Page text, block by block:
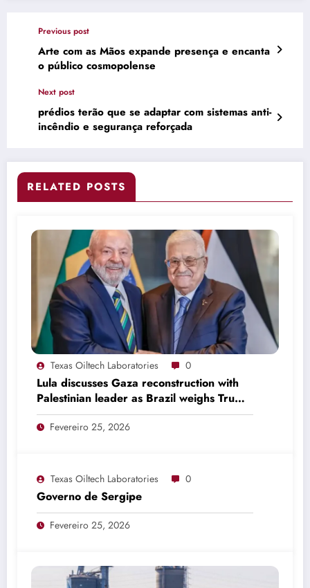
Previous post
Arte com as Mãos expande presença e encanta
o público cosmopolense
Next post
prédios terão que se adaptar com sistemas anti-
incêndio e segurança reforçada
RELATED POSTS
Texas Oiltech Laboratories 0
Lula discusses Gaza reconstruction with
Palestinian leader as Brazil weighs Trump
invitation
Fevereiro 25, 2026
Texas Oiltech Laboratories 0
Governo de Sergipe
Fevereiro 25, 2026